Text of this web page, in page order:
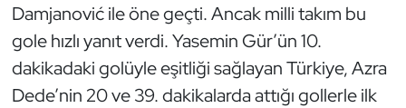
Damjanović ile öne geçti. Ancak milli takım bu
gole hızlı yanıt verdi. Yasemin Gür’ün 10.
dakikadaki golüyle eşitliği sağlayan Türkiye, Azra
Dede’nin 20 ve 39. dakikalarda attığı gollerle ilk
Golf
Güreş